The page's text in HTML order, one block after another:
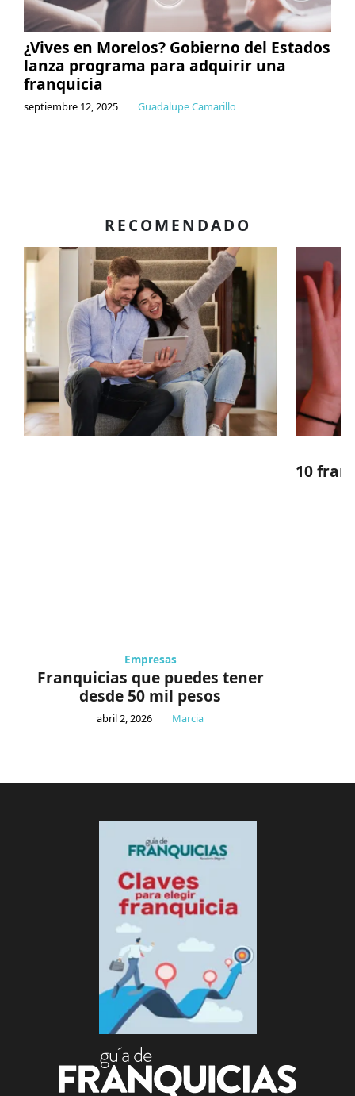
¿Vives en Morelos? Gobierno del Estados
lanza programa para adquirir una
franquicia
septiembre 12, 2025 | Guadalupe Camarillo
RECOMENDADO
Empresas
Franquicias que puedes tener
desde 50 mil pesos
abril 2, 2026 | Marcia
10